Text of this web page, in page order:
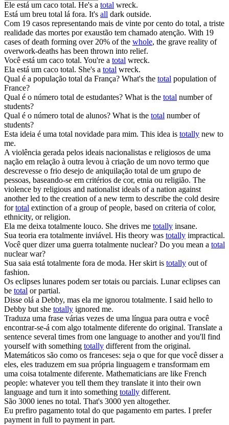
Ele está um caco total. He's a total wreck.
Está um breu total lá fora. It's all dark outside.
Com 19 casos representando mais de vinte por cento do total, a triste
realidade das mortes por exaustão tem chamado atenção. With 19
cases of death forming over 20% of the whole, the grave reality of
overwork-deaths has been thrown into relief.
Você está um caco total. You're a total wreck.
Ela está um caco total. She's a total wreck.
Qual é a população total da França? What's the total population of
France?
Qual é o número total de estudantes? What is the total number of
students?
Qual é o número total de alunos? What is the total number of
students?
Esta ideia é uma total novidade para mim. This idea is totally new to
me.
A violência gerada pelos ideais nacionalistas e religiosos de uma
nação em relação à outra levou à criação de um novo termo que
descrevesse o frio desejo de aniquilação total de um grupo de
pessoas, baseando-se em critérios de cor, etnia ou religião. The
violence by religious and nationalist ideals of a nation against
another led to the creation of a new term to describe the cold desire
fortotal extinction of a group of people, based on criteria of color,
ethnicity, or religion.
Ela me deixa totalmente louco. She drives me totally insane.
Sua teoria era totalmente inviável. His theory was totally impractical.
Você quer dizer uma guerra totalmente nuclear? Do you mean a total
nuclear war?
Sua saia está totalmente fora de moda. Her skirt is totally out of
fashion.
Os eclipses lunares podem sertotais ou parciais. Lunar eclipses can
be total or partial.
Disse olá a Debby, mas ela me ignorou totalmente. I said hello to
Debby but she totally ignored me.
Traduza uma frase várias vezes de uma língua para outra e você
encontrar-se-á com algo totalmente diferente do original. Translate a
sentence several times from one language to another and you'll find
yourself with something totally different from the original.
Matemáticos são como os franceses: seja o que for que você disser a
eles, eles traduzem em sua própria linguagem e transformam em
uma coisa totalmente diferente. Mathematicians are like French
people: whatever you tell them they translate it into their own
language and turn it into something totally different.
São 3000 ienes no total. That's 3000 yen altogether.
Eu prefiro pagamento total do que pagamento em partes. I prefer
payment in full to payment in part.